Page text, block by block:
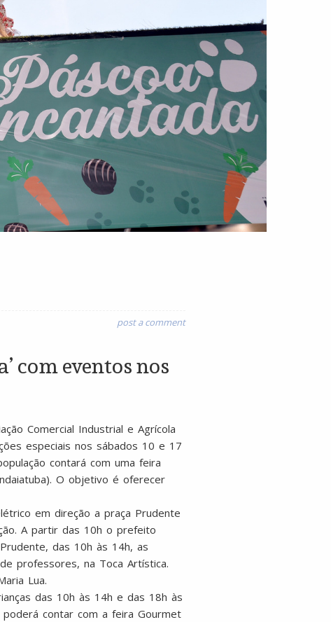
post a comment
com eventos nos
Comercial Industrial e Agrícola
especiais nos sábados 10 e 17
contará com uma feira
O objetivo é oferecer
em direção a praça Prudente
A partir das 10h o prefeito
das 10h às 14h, as
professores, na Toca Artística.
Lua.
das 10h às 14h e das 18h às
contar com a feira Gourmet